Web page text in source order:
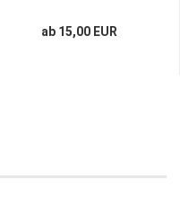
ab 15,00 EUR